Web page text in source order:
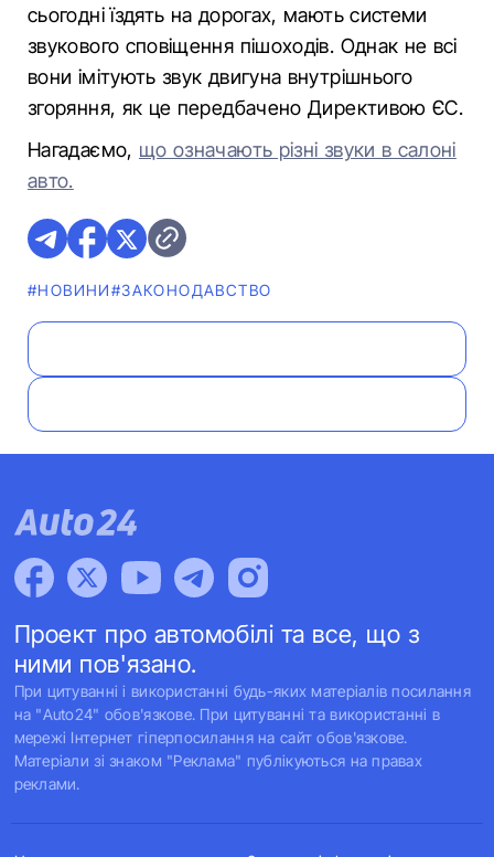
сьогодні їздять на дорогах, мають системи
звукового сповіщення пішоходів. Однак не всі
вони імітують звук двигуна внутрішнього
згоряння, як це передбачено Директивою ЄС.
Нагадаємо, що означають різні звуки в салоні
авто.
#НОВИНИ#ЗАКОНОДАВСТВО
Проект про автомобілі та все, що з
ними пов'язано.
При цитуванні і використанні будь-яких матеріалів посилання
на "Auto24" обов'язкове. При цитуванні та використанні в
мережі Інтернет гіперпосилання на сайт обов'язкове.
Матеріали зі знаком "Реклама" публікуються на правах
реклами.